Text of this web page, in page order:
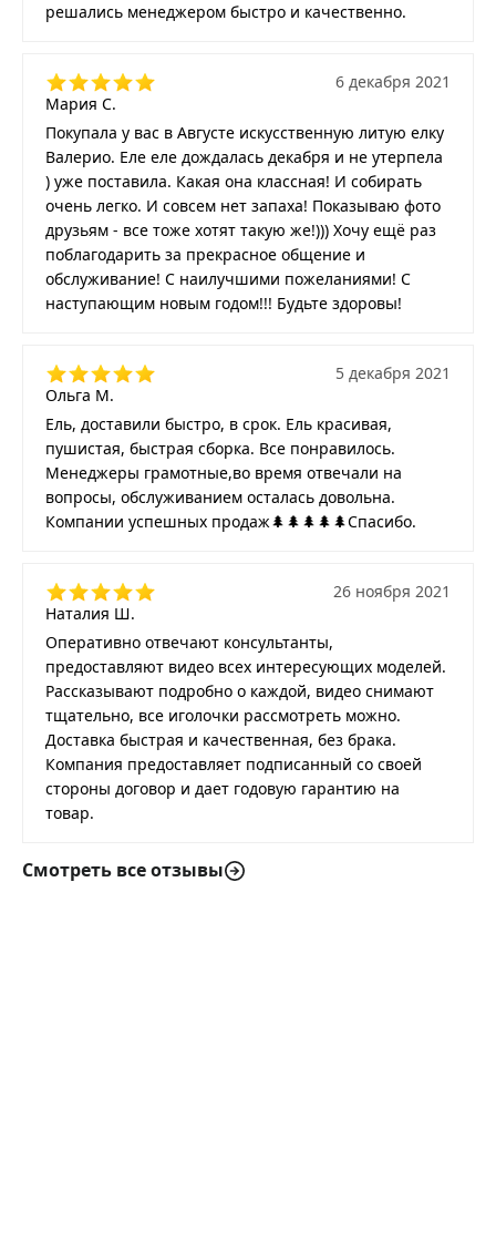
решались менеджером быстро и качественно.
Мария С.
6 декабря 2021
Покупала у вас в Августе искусственную литую елку
Валерио. Еле еле дождалась декабря и не утерпела
) уже поставила. Какая она классная! И собирать
очень легко. И совсем нет запаха! Показываю фото
друзьям - все тоже хотят такую же!))) Хочу ещё раз
поблагодарить за прекрасное общение и
обслуживание! С наилучшими пожеланиями! С
наступающим новым годом!!! Будьте здоровы!
Ольга М.
5 декабря 2021
Ель, доставили быстро, в срок. Ель красивая,
пушистая, быстрая сборка. Все понравилось.
Менеджеры грамотные,во время отвечали на
вопросы, обслуживанием осталась довольна.
Компании успешных продаж🌲🌲🌲🌲🌲Спасибо.
Наталия Ш.
26 ноября 2021
Оперативно отвечают консультанты,
предоставляют видео всех интересующих моделей.
Рассказывают подробно о каждой, видео снимают
тщательно, все иголочки рассмотреть можно.
Доставка быстрая и качественная, без брака.
Компания предоставляет подписанный со своей
стороны договор и дает годовую гарантию на
товар.
Смотреть все отзывы